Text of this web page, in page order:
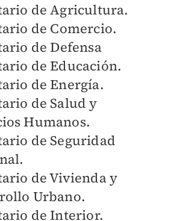
de Agricultura.
de Comercio.
deDefensa
de Educación.
de Energía.
de Salud y
Humanos.
de Seguridad
de Vivienda y
Urbano.
de Interior.